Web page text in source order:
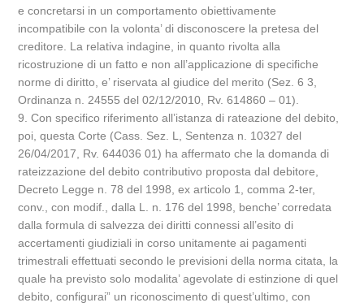
e concretarsi in un comportamento obiettivamente
incompatibile con la volonta’ di disconoscere la pretesa del
creditore. La relativa indagine, in quanto rivolta alla
ricostruzione di un fatto e non all’applicazione di specifiche
norme di diritto, e’ riservata al giudice del merito (Sez. 6 3,
Ordinanza n. 24555 del 02/12/2010, Rv. 614860 – 01).
9. Con specifico riferimento all’istanza di rateazione del debito,
poi, questa Corte (Cass. Sez. L, Sentenza n. 10327 del
26/04/2017, Rv. 644036 01) ha affermato che la domanda di
rateizzazione del debito contributivo proposta dal debitore,
Decreto Legge n. 78 del 1998, ex articolo 1, comma 2-ter,
conv., con modif., dalla L. n. 176 del 1998, benche’ corredata
dalla formula di salvezza dei diritti connessi all’esito di
accertamenti giudiziali in corso unitamente ai pagamenti
trimestrali effettuati secondo le previsioni della norma citata, la
quale ha previsto solo modalita’ agevolate di estinzione di quel
debito, configurai” un riconoscimento di quest’ultimo, con